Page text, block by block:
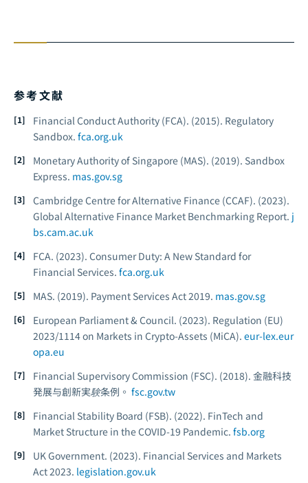
参考文献
Financial Conduct Authority (FCA). (2015). Regulatory
Sandbox. fca.org.uk
Monetary Authority of Singapore (MAS). (2019). Sandbox
Express. mas.gov.sg
Cambridge Centre for Alternative Finance (CCAF). (2023).
Global Alternative Finance Market Benchmarking Report. j
bs.cam.ac.uk
FCA. (2023). Consumer Duty: A New Standard for
Financial Services. fca.org.uk
MAS. (2019). Payment Services Act 2019. mas.gov.sg
European Parliament & Council. (2023). Regulation (EU)
2023/1114 on Markets in Crypto-Assets (MiCA). eur-lex.eur
opa.eu
Financial Supervisory Commission (FSC). (2018). 金融科技
発展与創新実験条例。 fsc.gov.tw
Financial Stability Board (FSB). (2022). FinTech and
Market Structure in the COVID-19 Pandemic. fsb.org
UK Government. (2023). Financial Services and Markets
Act 2023. legislation.gov.uk